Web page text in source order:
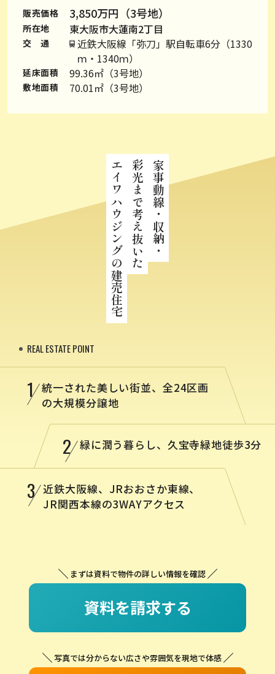
販売価格 3,850万円（3号地）
所在地 東大阪市大蓮南2丁目
交 通
近鉄大阪線「弥刀」駅自転車6分（1330
ｍ・1340ｍ）
延床面積 99.36㎡（3号地）
敷地面積 70.01㎡（3号地）
家事動線・収納・
彩光まで考え抜いた
エイワハウジングの建売住宅
REAL ESTATE POINT
1 統一された美しい街並、全24区画
の大規模分譲地
2 緑に潤う暮らし、久宝寺緑地徒歩3分
3 近鉄大阪線、JRおおさか東線、
JR関西本線の3WAYアクセス
まずは資料で物件の詳しい情報を確認
資料を請求する
写真では分からない広さや雰囲気を現地で体感